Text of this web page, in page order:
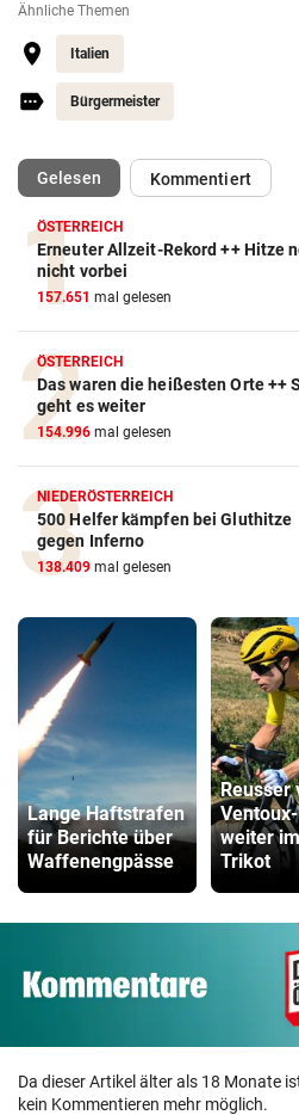
Ähnliche Themen
Italien
Bürgermeister
Gelesen(ausgewählt)Kommentiert
ÖSTERREICH
Erneuter Allzeit-Rekord ++ Hitze
nicht vorbei
157.651 mal gelesen
ÖSTERREICH
Das waren die heißesten Orte ++
geht es weiter
154.996 mal gelesen
NIEDERÖSTERREICH
500 Helfer kämpfen bei Gluthitze
gegen Inferno
138.409 mal gelesen
Lange Haftstrafen
für Berichte über
Waffenengpässe
Reusser
weiter
Trikot
Da dieser Artikel älter als 18 Monate
kein Kommentieren mehr möglich.